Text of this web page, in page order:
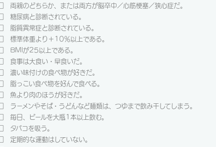
□ 両親のどちらか、または両方が脳卒中／心筋梗塞／狭心症だ。
□ 糖尿病と診断されている。
□ 脂質異常症と診断されている。
□ 標準体重より＋10％以上である。
□ BMIが25以上である。
□ 食事は大食い・早食いだ。
□ 濃い味付けの食べ物が好きだ。
□ 脂っこい食べ物を好んで食べる。
□ 魚より肉のほうが好きだ。
□ ラーメンやそば・うどんなど麺類は、つゆまで飲み干してしまう。
□ 毎日、ビールを大瓶1 本以上飲む。
□ タバコを吸う。
□ 定期的な運動はしていない。